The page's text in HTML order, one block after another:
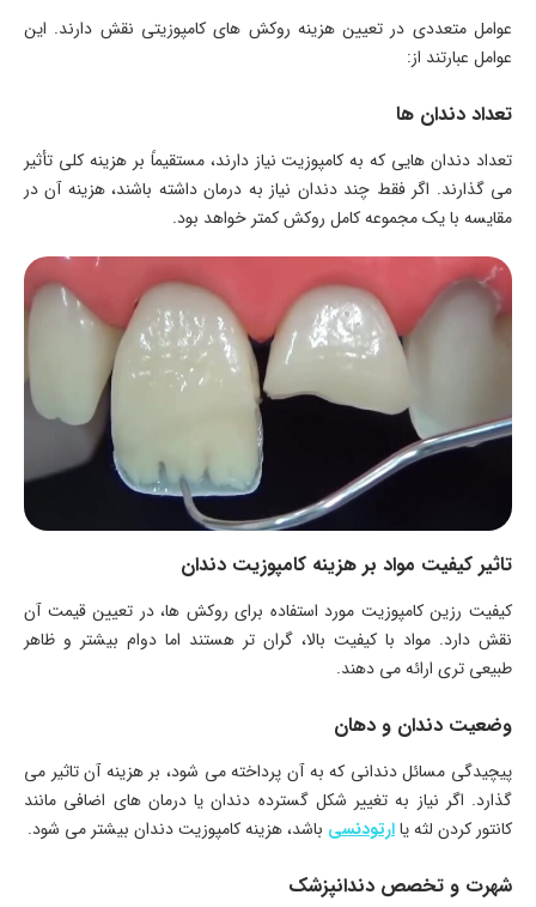
عوامل متعددی در تعیین هزینه روکش های کامپوزیتی نقش دارند. این
عوامل عبارتند از:
تعداد دندان ها
تعداد دندان هایی که به کامپوزیت نیاز دارند، مستقیماً بر هزینه کلی تأثیر
می گذارند. اگر فقط چند دندان نیاز به درمان داشته باشند، هزینه آن در
مقایسه با یک مجموعه کامل روکش کمتر خواهد بود.
تاثیر کیفیت مواد بر هزینه کامپوزیت دندان
کیفیت رزین کامپوزیت مورد استفاده برای روکش ها، در تعیین قیمت آن
نقش دارد. مواد با کیفیت بالا، گران تر هستند اما دوام بیشتر و ظاهر
طبیعی تری ارائه می دهند.
وضعیت دندان و دهان
پیچیدگی مسائل دندانی که به آن پرداخته می شود، بر هزینه آن تاثیر می
گذارد. اگر نیاز به تغییر شکل گسترده دندان یا درمان های اضافی مانند
کانتور کردن لثه یاارتودنسی باشد، هزینه کامپوزیت دندان بیشتر می شود.
شهرت و تخصص دندانپزشک